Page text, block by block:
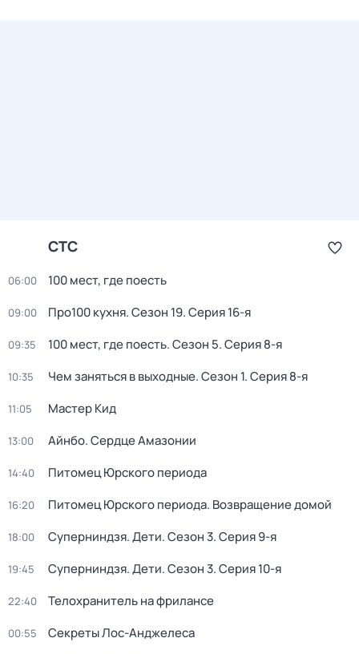
СТС
06:00 100 мест, где поесть
09:00 Про100 кухня. Сезон 19. Серия 16-я
09:35 100 мест, где поесть. Сезон 5. Серия 8-я
10:35 Чем заняться в выходные. Сезон 1. Серия 8-я
11:05 Мастер Кид
13:00 Айнбо. Сердце Амазонии
14:40 Питомец Юрского периода
16:20 Питомец Юрского периода. Возвращение домой
18:00 Суперниндзя. Дети. Сезон 3. Серия 9-я
19:45 Суперниндзя. Дети. Сезон 3. Серия 10-я
22:40 Телохранитель на фрилансе
00:55 Секреты Лос-Анджелеса